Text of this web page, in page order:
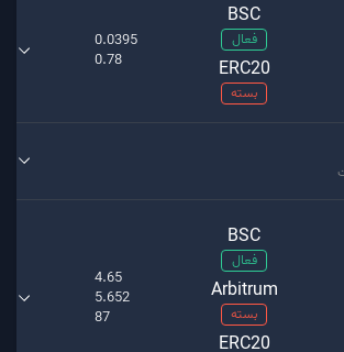
BSC
فعال
ERC20
بسته
0.0395
0.78
BSC
فعال
Arbitrum
بسته
ERC20
4.65
5.652
87